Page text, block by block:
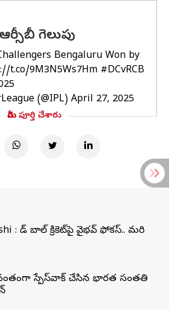
గెలుపు
Bengaluru Won by
t.co/9M3N5Ws7Hm #DCvRCB
(@IPL) April 27, 2025
మీరు పూర్తి చేశారు
: రెడ్ బాల్ క్రికెట్‌పై వైభవ్ ఫోకస్.. మరి
స్పేస్‌వాక్‌ చేసిన భారత సంతతి